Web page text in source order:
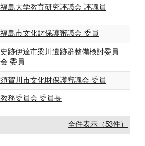
福島大学教育研究評議会 評議員
福島市文化財保護審議会 委員
史跡伊達市梁川遺跡群整備検討委員
会 委員
須賀川市文化財保護審議会 委員
教務委員会 委員長
全件表示（53件）